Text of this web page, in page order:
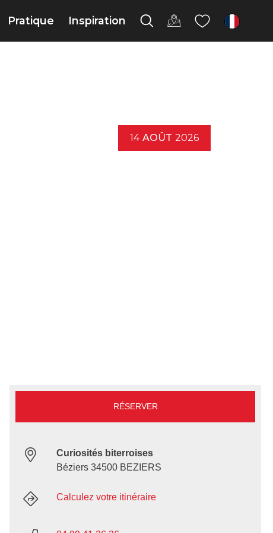
Pratique Inspiration fr
14 AOÛT 2026
RÉSERVER
Curiosités biterroises
Béziers 34500 BEZIERS
Calculez votre itinéraire